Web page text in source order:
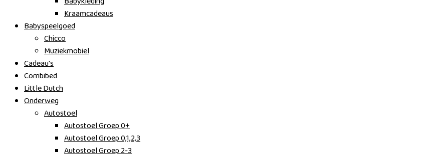
Kraamcadeaus
Babyspeelgoed
Chicco
Muziekmobiel
Cadeau's
Combibed
Little Dutch
Onderweg
Autostoel
Autostoel Groep 0+
Autostoel Groep 0,1,2,3
Autostoel Groep 2-3